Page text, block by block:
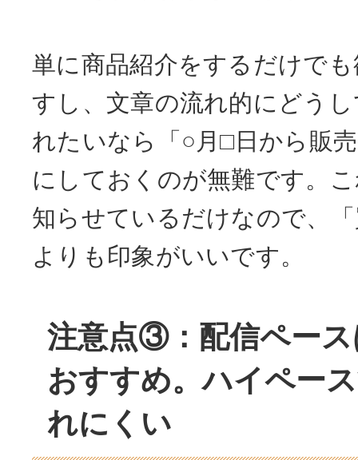
単に商品紹介をするだけで
すし、文章の流れ的にどう
れたいなら「○月□日から販
にしておくのが無難です。
知らせているだけなので、
よりも印象がいいです。
注意点③：配信ペー
おすすめ。ハイペー
れにくい